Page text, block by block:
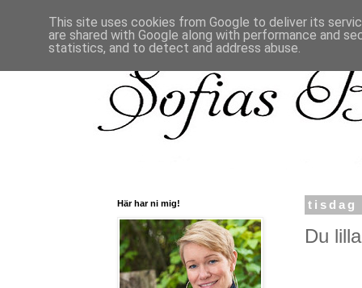
tisdag
Du
Här har ni mig!
This site uses cookies from Google to deliver its
are shared with Google along with performance and
statistics, and to detect and address abuse.